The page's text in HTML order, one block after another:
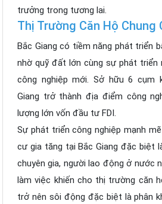
trưởng trong tương lai.
Thị Trường Căn Hộ Chung
Bắc Giang có tiềm năng phát triển
nhờ quỹ đất lớn cùng sự phát triển
công nghiệp mới. Sở hữu 6 cụm
Giang trở thành địa điểm công
lượng lớn vốn đầu tư FDI.
Sự phát triển công nghiệp mạnh
cư gia tăng tại Bắc Giang đặc biệt
chuyên gia, người lao động ở nước
làm việc khiến cho thị trường căn
trở nên sôi động đặc biệt là phân